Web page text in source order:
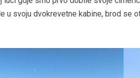
u svoju dvokrevetne kabine, brod se